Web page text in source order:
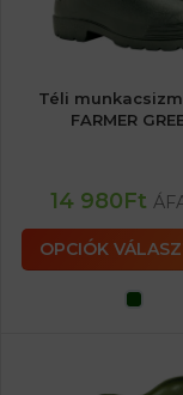
Téli
FARMER
14 980Ft
OPCIÓK